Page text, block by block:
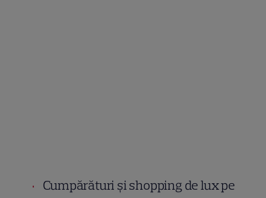
Cumpărături și shopping de lux pe